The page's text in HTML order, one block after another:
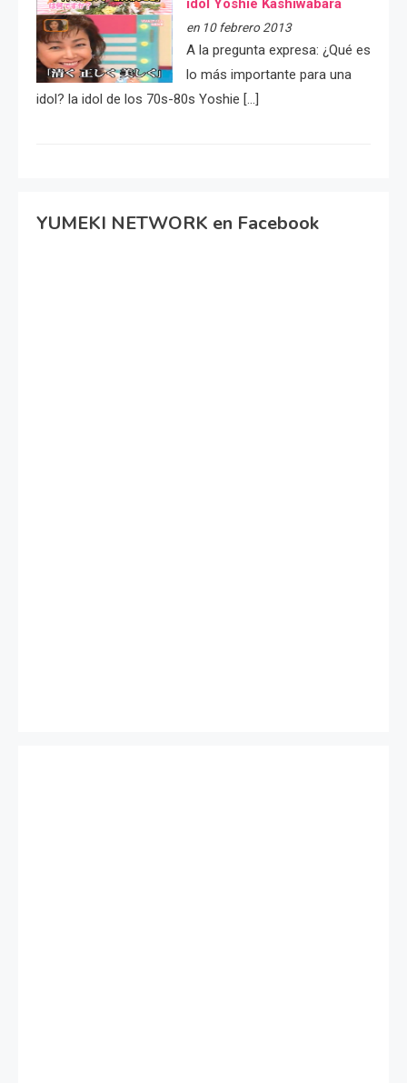
idol Yoshie Kashiwabara
en 10 febrero 2013
A la pregunta expresa: ¿Qué es
lo más importante para una
idol? la idol de los 70s-80s Yoshie […]
YUMEKI NETWORK en Facebook